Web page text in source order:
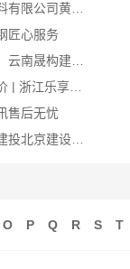
匠心服务
售后无忧
O P Q R S T